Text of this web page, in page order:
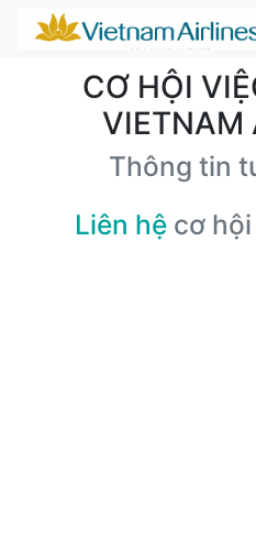
CƠ HỘI
VIETNAM
Thông tin
Liên hệ cơ